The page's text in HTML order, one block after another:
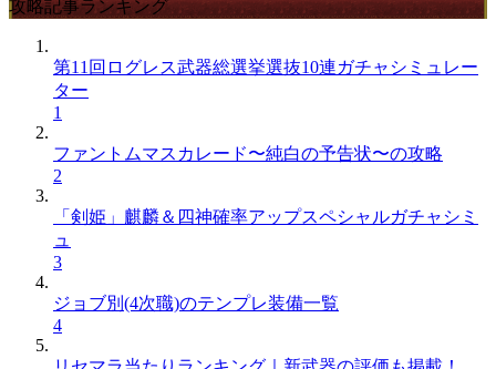
攻略記事ランキング
第11回ログレス武器総選挙選抜10連ガチャシミュレー
ター
1
ファントムマスカレード〜純白の予告状〜の攻略
2
「剣姫」麒麟＆四神確率アップスペシャルガチャシミ
ュ
3
ジョブ別(4次職)のテンプレ装備一覧
4